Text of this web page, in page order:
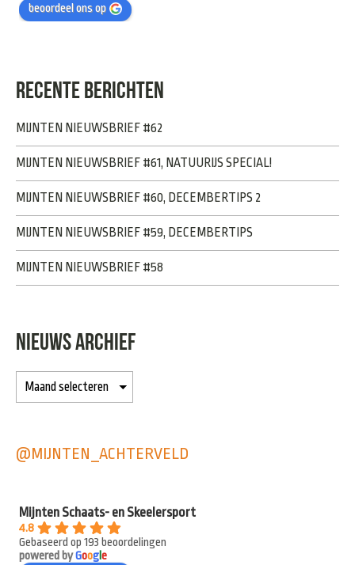
beoordeel ons op
RECENTE BERICHTEN
MIJNTEN NIEUWSBRIEF #62
MIJNTEN NIEUWSBRIEF #61, NATUURIJS SPECIAL!
MIJNTEN NIEUWSBRIEF #60, DECEMBERTIPS 2
MIJNTEN NIEUWSBRIEF #59, DECEMBERTIPS
MIJNTEN NIEUWSBRIEF #58
NIEUWS ARCHIEF
@MIJNTEN_ACHTERVELD
Mijnten Schaats- en Skeelersport
4.8
Gebaseerd op 193 beoordelingen
powered byGoogle